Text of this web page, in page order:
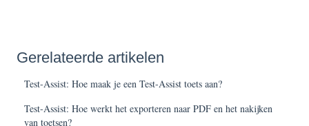
Gerelateerde artikelen
Test-Assist: Hoe maak je een Test-Assist toets aan?
Test-Assist: Hoe werkt het exporteren naar PDF en het nakijken
van toetsen?